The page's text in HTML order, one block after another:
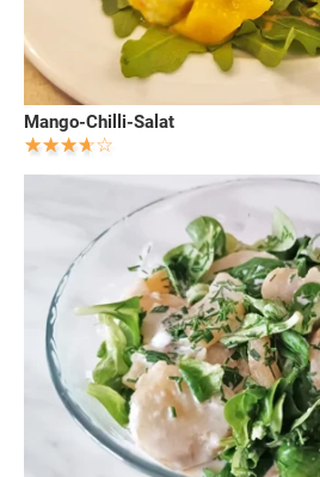
Mango-Chilli-Salat